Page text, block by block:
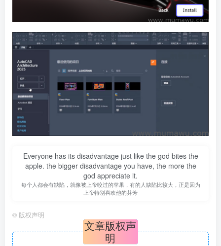
Everyone has its disadvantage just like the god bites the
apple. the bigger disadvantage you have, the more the
god appreciate it.
每个人都会有缺陷，就像被上帝咬过的苹果，有的人缺陷比较大，正是因为
上帝特别喜欢他的芬芳
© 版权声明
文章版权声
明